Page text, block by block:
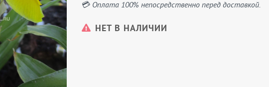
💳 Оплата 100% непосредственно перед доставкой.
НЕТ В НАЛИЧИИ